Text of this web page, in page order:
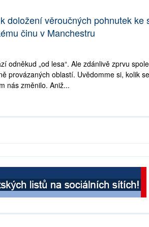
doložení věroučných pohnutek ke
činu v Manchestru
odněkud „od lesa“. Ale zdánlivě zprvu
provázaných oblastí. Uvědomme si, kolik
nás změnilo. Aniž...